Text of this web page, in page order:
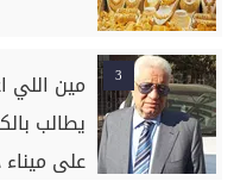
3
مين اللي
يطالب
على